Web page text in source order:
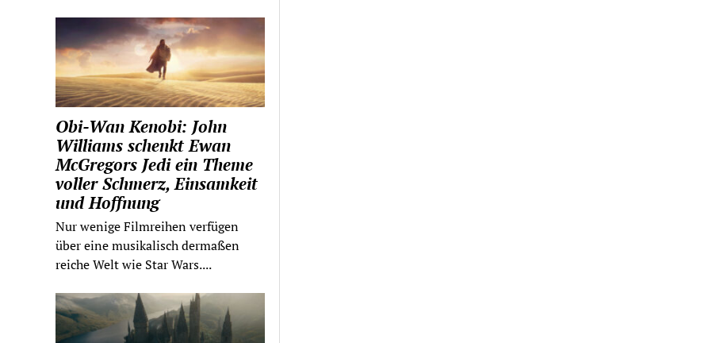
Obi-Wan Kenobi: John
Williams schenkt Ewan
McGregors Jedi ein Theme
voller Schmerz, Einsamkeit
und Hoffnung
Nur wenige Filmreihen verfügen
über eine musikalisch dermaßen
reiche Welt wie Star Wars....